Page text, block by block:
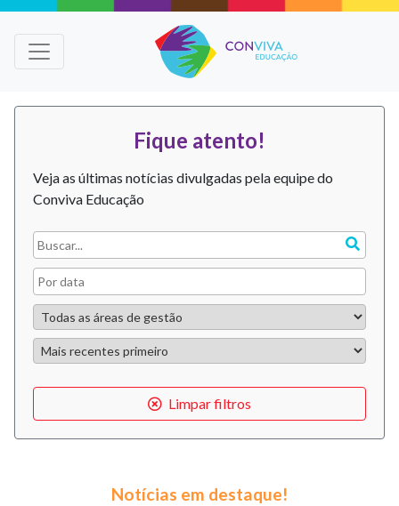
Fique atento!
Veja as últimas notícias divulgadas pela equipe do
Conviva Educação
Limpar filtros
Notícias em destaque!